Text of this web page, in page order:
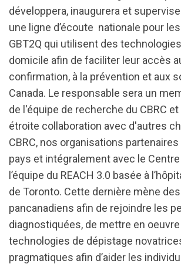
développera, inaugurera et
une ligne d’écoute nationale pour
GBT2Q qui utilisent des
domicile afin de faciliter leur accès
confirmation, à la prévention et aux
Canada. Le responsable sera un
de l'équipe de recherche du CBRC
étroite collaboration avec d'autres
CBRC, nos organisations
pays et intégralement avec le
l’équipe du REACH 3.0 basée à
de Toronto. Cette dernière mène
pancanadiens afin de rejoindre les
diagnostiquées, de mettre en
technologies de dépistage
pragmatiques afin d’aider les